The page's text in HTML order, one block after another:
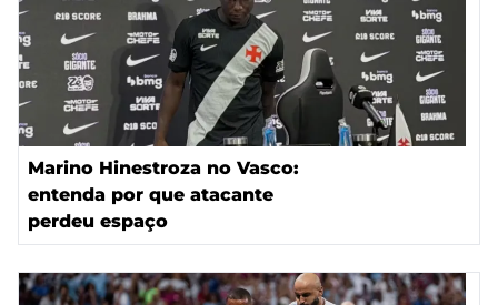
Marino Hinestroza no Vasco:
entenda por que atacante
perdeu espaço